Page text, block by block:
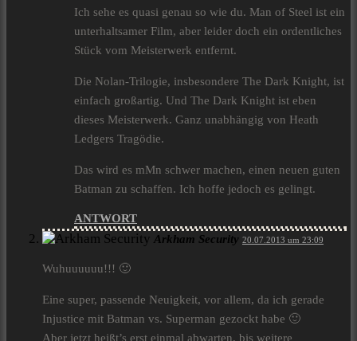
Ich sehe es quasi genau so wie du. Man of Steel ist ein
unterhaltsamer Film, aber leider doch ein ordentliches
Stück vom Meisterwerk entfernt.
Die Nolan-Trilogie, insbesondere The Dark Knight, ist
einfach großartig. Und The Dark Knight ist eben
dieses Meisterwerk. Ganz unabhängig von Heath
Ledgers Tragödie.
Das wird es mMn schwer machen, einen neuen guten
Batman zu schaffen. Ich hoffe jedoch es gelingt.
ANTWORT
Arkham Security 20.07.2013 um 23:09
Wuhuuuuuu!!! 🙂
Eine super, passende Neuigkeit, vor allem, da ich gerade
Injustice mit Batman vs. Superman gezockt habe 🙂
Aber jetzt heißt’s erst einmal abwarten, bis weitere